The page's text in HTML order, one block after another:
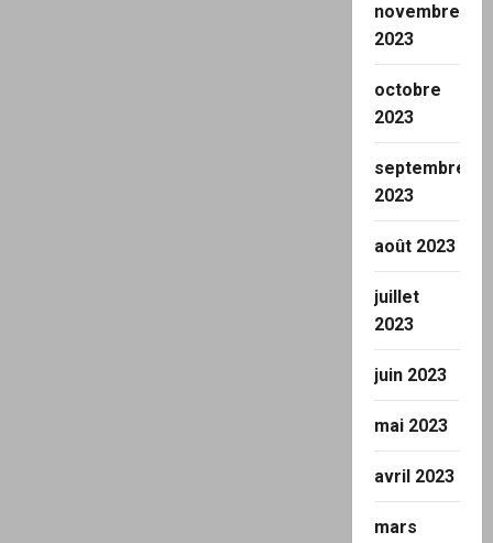
novembre
2023
octobre
2023
septembre
2023
août 2023
juillet
2023
juin 2023
mai 2023
avril 2023
mars